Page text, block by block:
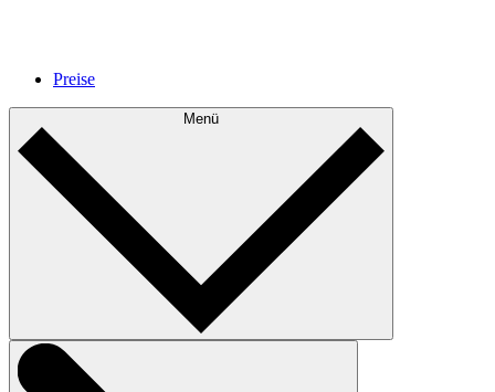
Preise
Menü